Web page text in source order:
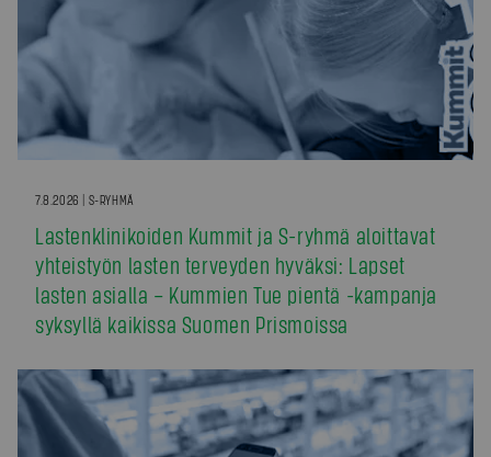
7.8.2026 | S-RYHMÄ
Lastenklinikoiden Kummit ja S-ryhmä aloittavat
yhteistyön lasten terveyden hyväksi: Lapset
lasten asialla – Kummien Tue pientä -kampanja
syksyllä kaikissa Suomen Prismoissa